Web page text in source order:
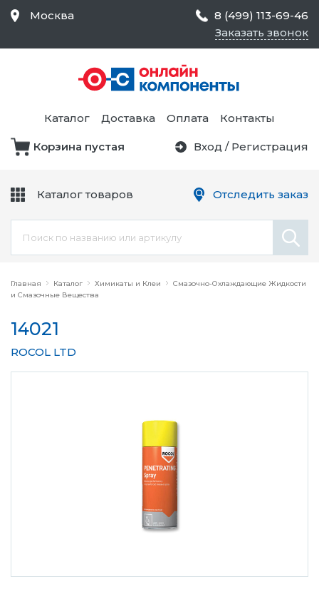
Главная Каталог Химикаты и Клеи
Смазочно-Охлаждающие Жидкости
и Смазочные Вещества
14021
ROCOL LTD
Москва
8 (499) 113-69-46
Заказать звонок
Каталог Доставка Оплата Контакты
Корзина пустая Вход / Регистрация
Каталог товаров
Средства Контроля
Статического
Электричества и
Безопасности,
Товары для Чистых
Цепи
Оборудование
Отследить заказ